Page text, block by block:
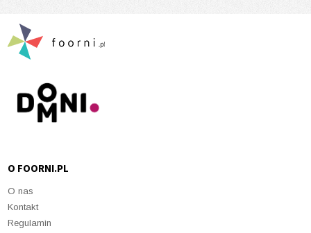
O FOORNI.PL
O nas
Kontakt
Regulamin